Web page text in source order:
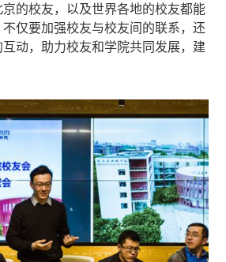
的校友，以及世界各地的校友都能
仅要加强校友与校友间的联系，还
动，助力校友和学院共同发展，建